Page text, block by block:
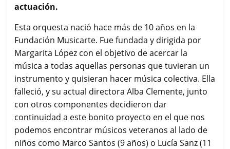
actuación.
Esta orquesta nació hace más de 10 años en la
Fundación Musicarte. Fue fundada y dirigida por
Margarita López con el objetivo de acercar la
música a todas aquellas personas que tuvieran un
instrumento y quisieran hacer música colectiva. Ella
falleció, y su actual directora Alba Clemente, junto
con otros componentes decidieron dar
continuidad a este bonito proyecto en el que nos
podemos encontrar músicos veteranos al lado de
niños como Marco Santos (9 años) o Lucía Sanz (11